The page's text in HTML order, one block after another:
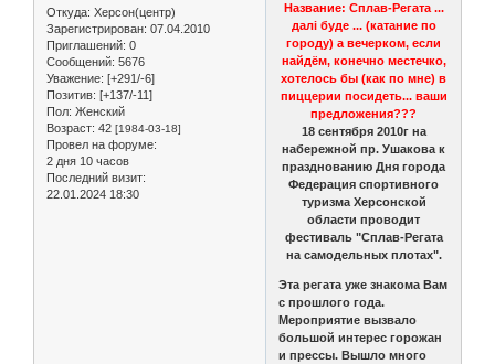
Откуда: Херсон(центр)
Зарегистрирован: 07.04.2010
Приглашений: 0
Сообщений: 5676
Уважение: [+291/-6]
Позитив: [+137/-11]
Пол: Женский
Возраст: 42 [1984-03-18]
Провел на форуме:
2 дня 10 часов
Последний визит:
22.01.2024 18:30
Название: Сплав-Регата ...
далi буде ... (катание по
городу) а вечерком, если
найдём, конечно местечко,
хотелось бы (как по мне) в
пиццерии посидеть... ваши
предложения???
18 сентября 2010г на
набережной пр. Ушакова к
празднованию Дня города
Федерация спортивного
туризма Херсонской
области проводит
фестиваль "Сплав-Регата
на самодельных плотах".
Эта регата уже знакома Вам
с прошлого года.
Мероприятие вызвало
большой интерес горожан
и прессы. Вышло много